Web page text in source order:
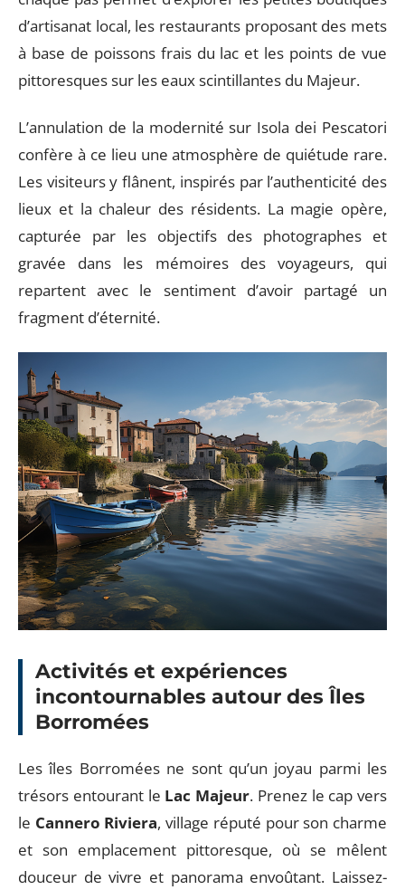
d’artisanat local, les restaurants proposant des mets
à base de poissons frais du lac et les points de vue
pittoresques sur les eaux scintillantes du Majeur.
L’annulation de la modernité sur Isola dei Pescatori
confère à ce lieu une atmosphère de quiétude rare.
Les visiteurs y flânent, inspirés par l’authenticité des
lieux et la chaleur des résidents. La magie opère,
capturée par les objectifs des photographes et
gravée dans les mémoires des voyageurs, qui
repartent avec le sentiment d’avoir partagé un
fragment d’éternité.
Activités et expériences
incontournables autour des Îles
Borromées
Les îles Borromées ne sont qu’un joyau parmi les
trésors entourant le Lac Majeur. Prenez le cap vers
le Cannero Riviera, village réputé pour son charme
et son emplacement pittoresque, où se mêlent
douceur de vivre et panorama envoûtant. Laissez-